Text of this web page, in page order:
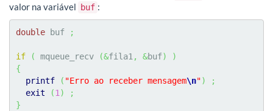
valor na variável
buf :
double buf ;
if ( mqueue_recv (&fila1 , &buf)
)
{
printf
( "Erro ao receber mensagem\n")
;
exit
(1 )
;
}